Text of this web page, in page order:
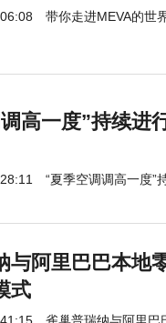
带你走进MEVA的世
高一度”持续进
“夏季空调调高一度”
与阿里巴巴本地
式